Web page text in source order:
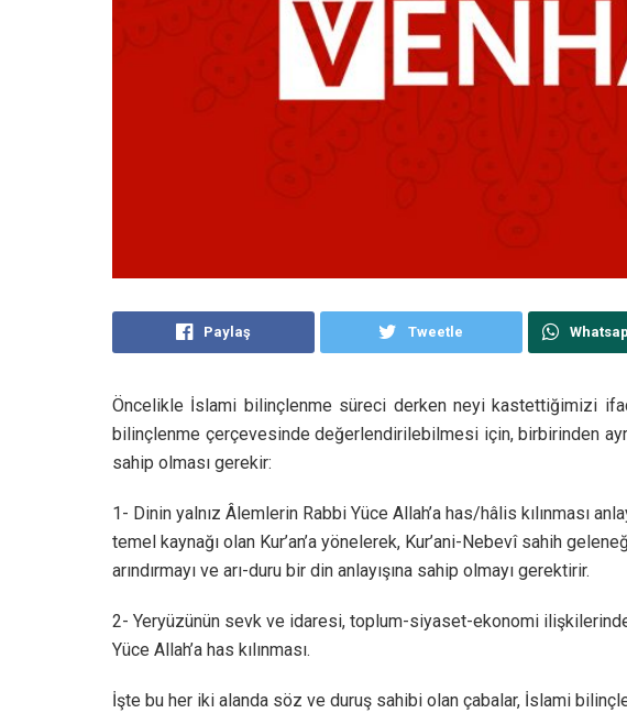
Paylaş Tweetle
Öncelikle İslami bilinçlenme süreci derken neyi kastettiğimizi
bilinçlenme çerçevesinde değerlendirilebilmesi için, birbirinden
sahip olması gerekir:
1- Dinin yalnız Âlemlerin Rabbi Yüce Allah’a has/hâlis kılınması
temel kaynağı olan Kur’an’a yönelerek, Kur’ani-Nebevî sahih
arındırmayı ve arı-duru bir din anlayışına sahip olmayı gerektirir.
2- Yeryüzünün sevk ve idaresi, toplum-siyaset-ekonomi
Yüce Allah’a has kılınması.
İşte bu her iki alanda söz ve duruş sahibi olan çabalar, İslami